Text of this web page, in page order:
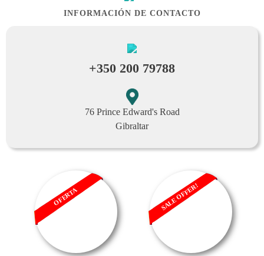
INFORMACIÓN DE CONTACTO
+350 200 79788
76 Prince Edward's Road
Gibraltar
OFERTA SALE OFFER!